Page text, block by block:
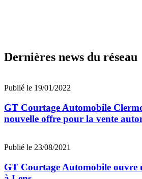
Dernières news du réseau
Publié le 19/01/2022
GT Courtage Automobile
nouvelle offre pour la vente
Publié le 23/08/2021
GT Courtage Automobile ouvre